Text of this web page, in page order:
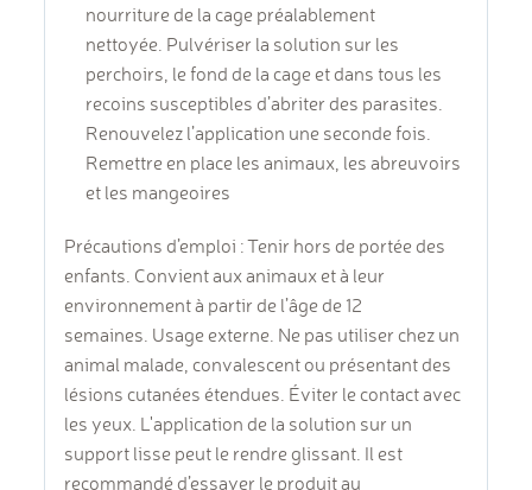
nourriture de la cage préalablement
nettoyée. Pulvériser la solution sur les
perchoirs, le fond de la cage et dans tous les
recoins susceptibles d’abriter des parasites.
Renouvelez l’application une seconde fois.
Remettre en place les animaux, les abreuvoirs
et les mangeoires
Précautions d’emploi : Tenir hors de portée des
enfants. Convient aux animaux et à leur
environnement à partir de l’âge de 12
semaines. Usage externe. Ne pas utiliser chez un
animal malade, convalescent ou présentant des
lésions cutanées étendues. Éviter le contact avec
les yeux. L'application de la solution sur un
support lisse peut le rendre glissant. Il est
recommandé d’essayer le produit au